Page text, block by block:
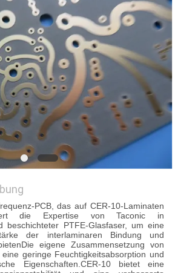
PCB, das auf CER-10-Laminaten
die Expertise von Taconic in
beschichteter PTFE-Glasfaser, um eine
der interlaminaren Bindung und
eigene Zusammensetzung von
geringe Feuchtigkeitsabsorption und
Eigenschaften.CER-10 bietet eine